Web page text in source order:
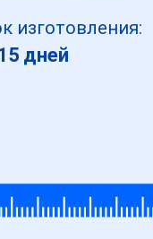
изготовления:
дней